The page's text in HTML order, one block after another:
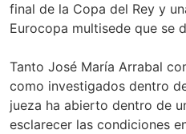
final de la Copa del Rey y
Eurocopa multisede que se
Tanto José María Arrabal
como investigados dentro
jueza ha abierto dentro de
esclarecer las condiciones